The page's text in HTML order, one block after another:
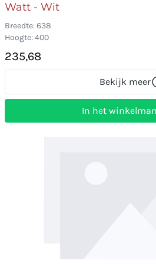
Watt - Wit
Breedte: 638
Hoogte: 400
235,68
Bekijk meer
In het